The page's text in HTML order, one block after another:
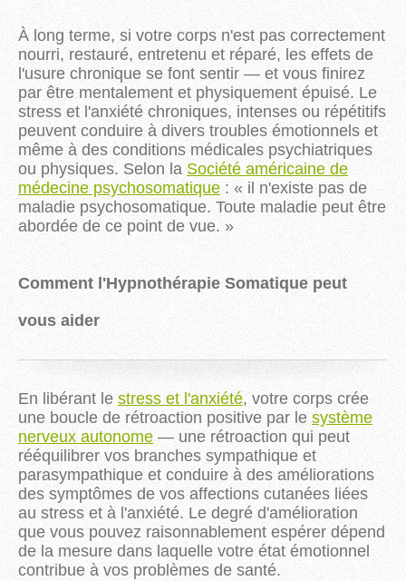
À long terme, si votre corps n'est pas correctement
nourri, restauré, entretenu et réparé, les effets de
l'usure chronique se font sentir — et vous finirez
par être mentalement et physiquement épuisé. Le
stress et l'anxiété chroniques, intenses ou répétitifs
peuvent conduire à divers troubles émotionnels et
même à des conditions médicales psychiatriques
ou physiques. Selon la Société américaine de
médecine psychosomatique : « il n'existe pas de
maladie psychosomatique. Toute maladie peut être
abordée de ce point de vue. »
Comment l'Hypnothérapie Somatique peut
vous aider
En libérant le stress et l'anxiété, votre corps crée
une boucle de rétroaction positive par le système
nerveux autonome — une rétroaction qui peut
rééquilibrer vos branches sympathique et
parasympathique et conduire à des améliorations
des symptômes de vos affections cutanées liées
au stress et à l'anxiété. Le degré d'amélioration
que vous pouvez raisonnablement espérer dépend
de la mesure dans laquelle votre état émotionnel
contribue à vos problèmes de santé.